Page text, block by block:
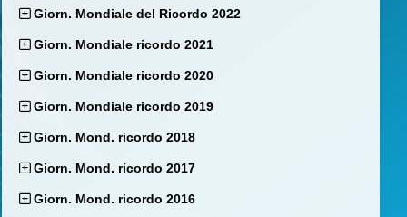
Giorn. Mondiale del Ricordo 2022
Giorn. Mondiale ricordo 2021
Giorn. Mondiale ricordo 2020
Giorn. Mondiale ricordo 2019
Giorn. Mond. ricordo 2018
Giorn. Mond. ricordo 2017
Giorn. Mond. ricordo 2016